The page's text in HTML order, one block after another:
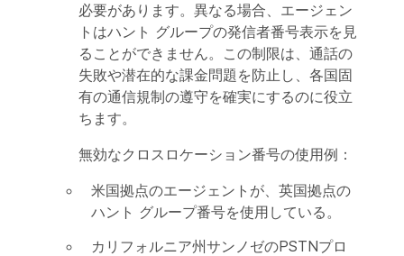
必要があります。異なる場合、エージェン
トはハント グループの発信者番号表示を見
ることができません。この制限は、通話の
失敗や潜在的な課金問題を防止し、各国固
有の通信規制の遵守を確実にするのに役立
ちます。
無効なクロスロケーション番号の使用例：
米国拠点のエージェントが、英国拠点の
ハント グループ番号を使用している。
カリフォルニア州サンノゼのPSTNプロ